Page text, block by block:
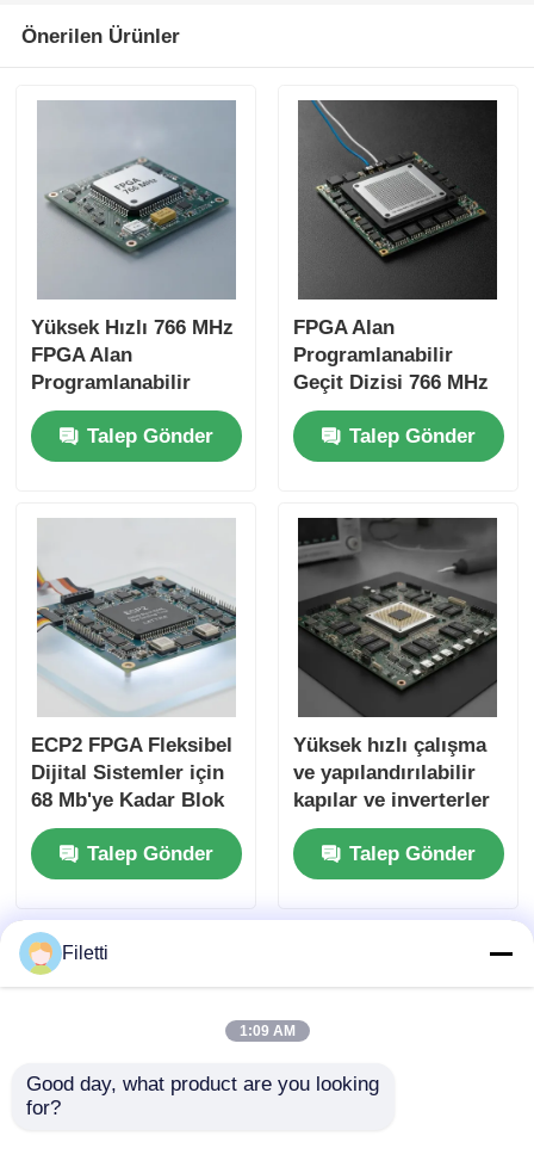
Önerilen Ürünler
Yüksek Hızlı 766 MHz
FPGA Alan
Programlanabilir
Geçit Dizisi 22uF
Tantalum
Kondensatörü ve 6
Zamanı ile
Talep Gönder
FPGA Alan
Programlanabilir
Geçit Dizisi 766 MHz
Maksimum Saat
Frekansı 229 Kbit
Dağıtılmış RAM ve 2
Talep Gönder
ECP2 FPGA Fleksibel
Dijital Sistemler için
68 Mb'ye Kadar Blok
RAM ve 6 Us
Düzeltme Zamanı ile
Alan Programlanabilir
Talep Gönder
Yüksek hızlı çalışma
ve yapılandırılabilir
kapılar ve inverterler
için 68 Mb Blok RAM
ile FPGA Alan
Programlanabilir Kapı
Talep Gönder
Filetti
1:09 AM
Good day, what product are you looking
for?